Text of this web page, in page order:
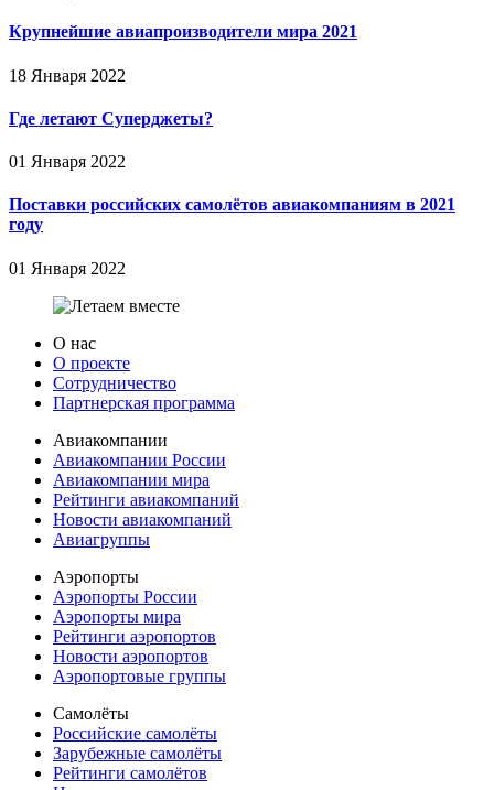
Крупнейшие авиапроизводители мира 2021
18 Января 2022
Где летают Суперджеты?
01 Января 2022
Поставки российских самолётов авиакомпаниям в 2021
году
01 Января 2022
О нас
О проекте
Сотрудничество
Партнерская программа
Авиакомпании
Авиакомпании России
Авиакомпании мира
Рейтинги авиакомпаний
Новости авиакомпаний
Авиагруппы
Аэропорты
Аэропорты России
Аэропорты мира
Рейтинги аэропортов
Новости аэропортов
Аэропортовые группы
Самолёты
Российские самолёты
Зарубежные самолёты
Рейтинги самолётов